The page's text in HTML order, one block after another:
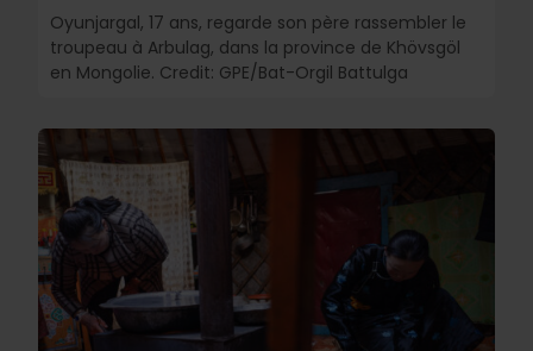
Oyunjargal, 17 ans, regarde son père rassembler le
troupeau à Arbulag, dans la province de Khövsgöl
en Mongolie. Credit: GPE/Bat-Orgil Battulga